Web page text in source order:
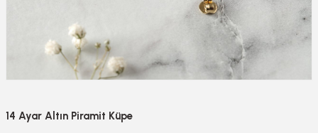
14 Ayar Altın Piramit Küpe